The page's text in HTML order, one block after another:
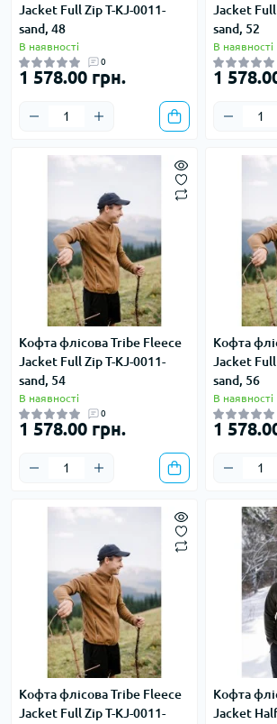
Jacket Full Zip T-KJ-0011-
sand, 48
В наявності
0
1 578.00 грн.
Jacket
sand, 52
В наявності
1
Кофта флісова Tribe Fleece
Jacket Full Zip T-KJ-0011-
sand, 54
В наявності
0
1 578.00 грн.
Кофта
Jacket
sand, 56
В наявності
1
Кофта флісова Tribe Fleece
Jacket Full Zip T-KJ-0011-
Кофта
Jacket